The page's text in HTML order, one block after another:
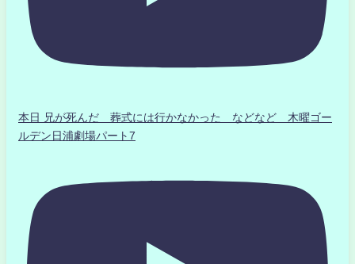
本日 兄が死んだ 葬式には行かなかった などなど 木曜ゴー
ルデン日浦劇場パート7